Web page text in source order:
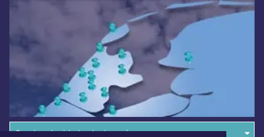
Overige dagbladen in de regio